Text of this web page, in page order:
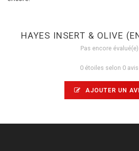
HAYES INSERT & OLIVE
Pas encore évalué(e)
0 étoiles selon 0 avis
AJOUTER UN